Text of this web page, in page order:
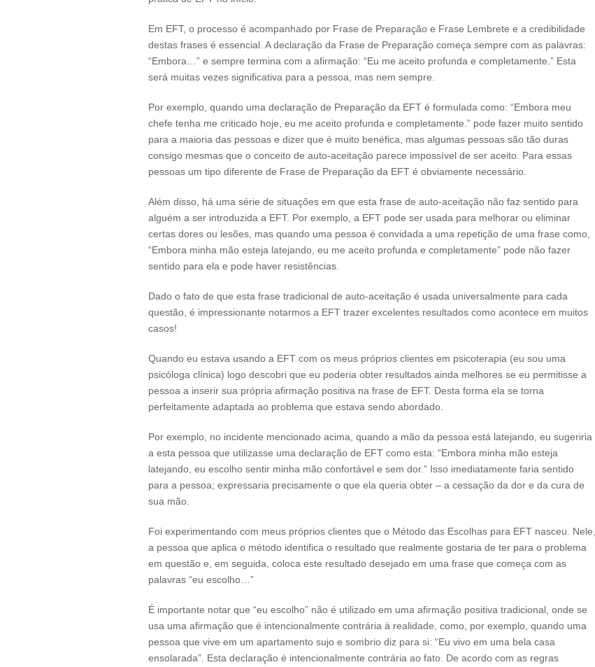
Em EFT, o processo é acompanhado por Frase de Preparação e Frase Lembrete e a credibilidade
destas frases é essencial. A declaração da Frase de Preparação começa sempre com as palavras:
“Embora…” e sempre termina com a afirmação: “Eu me aceito profunda e completamente.” Esta
será muitas vezes significativa para a pessoa, mas nem sempre.
Por exemplo, quando uma declaração de Preparação da EFT é formulada como: “Embora meu
chefe tenha me criticado hoje, eu me aceito profunda e completamente.” pode fazer muito sentido
para a maioria das pessoas e dizer que é muito benéfica, mas algumas pessoas são tão duras
consigo mesmas que o conceito de auto-aceitação parece impossível de ser aceito. Para essas
pessoas um tipo diferente de Frase de Preparação da EFT é obviamente necessário.
Além disso, há uma série de situações em que esta frase de auto-aceitação não faz sentido para
alguém a ser introduzida a EFT. Por exemplo, a EFT pode ser usada para melhorar ou eliminar
certas dores ou lesões, mas quando uma pessoa é convidada a uma repetição de uma frase como,
“Embora minha mão esteja latejando, eu me aceito profunda e completamente” pode não fazer
sentido para ela e pode haver resistências.
Dado o fato de que esta frase tradicional de auto-aceitação é usada universalmente para cada
questão, é impressionante notarmos a EFT trazer excelentes resultados como acontece em muitos
casos!
Quando eu estava usando a EFT com os meus próprios clientes em psicoterapia (eu sou uma
psicóloga clínica) logo descobri que eu poderia obter resultados ainda melhores se eu permitisse a
pessoa a inserir sua própria afirmação positiva na frase de EFT. Desta forma ela se torna
perfeitamente adaptada ao problema que estava sendo abordado.
Por exemplo, no incidente mencionado acima, quando a mão da pessoa está latejando, eu sugeriria
a esta pessoa que utilizasse uma declaração de EFT como esta: “Embora minha mão esteja
latejando, eu escolho sentir minha mão confortável e sem dor.” Isso imediatamente faria sentido
para a pessoa; expressaria precisamente o que ela queria obter – a cessação da dor e da cura de
sua mão.
Foi experimentando com meus próprios clientes que o Método das Escolhas para EFT nasceu. Nele,
a pessoa que aplica o método identifica o resultado que realmente gostaria de ter para o problema
em questão e, em seguida, coloca este resultado desejado em uma frase que começa com as
palavras “eu escolho…”
É importante notar que “eu escolho” não é utilizado em uma afirmação positiva tradicional, onde se
usa uma afirmação que é intencionalmente contrária à realidade, como, por exemplo, quando uma
pessoa que vive em um apartamento sujo e sombrio diz para si: “Eu vivo em uma bela casa
ensolarada”. Esta declaração é intencionalmente contrária ao fato. De acordo com as regras